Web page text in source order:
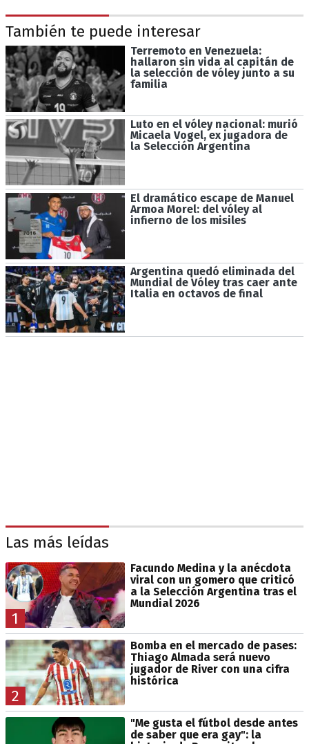
También te puede interesar
Terremoto en Venezuela:
hallaron sin vida al capitán de
la selección de vóley junto a su
familia
Luto en el vóley nacional: murió
Micaela Vogel, ex jugadora de
la Selección Argentina
El dramático escape de Manuel
Armoa Morel: del vóley al
infierno de los misiles
Argentina quedó eliminada del
Mundial de Vóley tras caer ante
Italia en octavos de final
Las más leídas
1
Facundo Medina y la anécdota
viral con un gomero que criticó
a la Selección Argentina tras el
Mundial 2026
2
Bomba en el mercado de pases:
Thiago Almada será nuevo
jugador de River con una cifra
histórica
"Me gusta el fútbol desde antes
de saber que era gay": la